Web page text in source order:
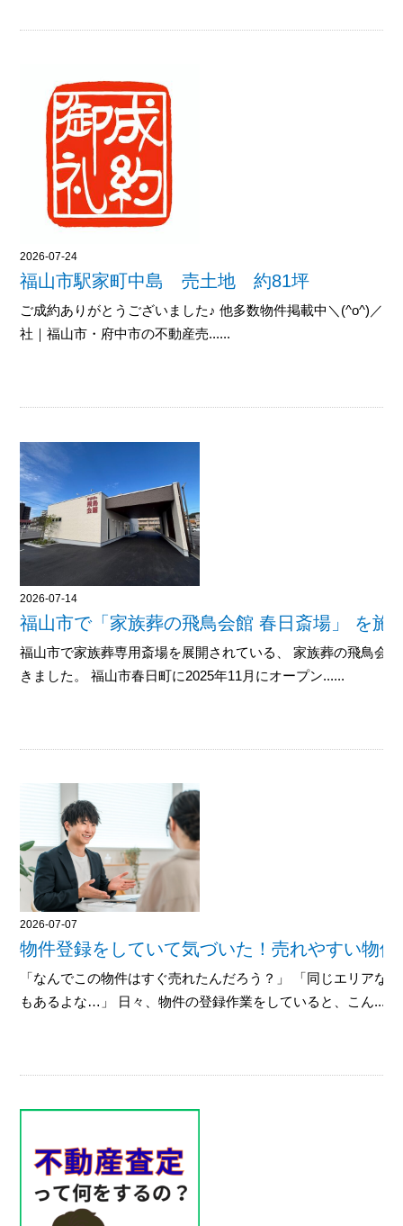
2026-07-24
福山市駅家町中島 売土地 約81坪
ご成約ありがとうございました♪ 他多数物件掲載中＼(^o^)／
社｜福山市・府中市の不動産売......
2026-07-14
福山市で「家族葬の飛鳥会館 春日斎場」 を施
福山市で家族葬専用斎場を展開されている、 家族葬の飛鳥会
きました。 福山市春日町に2025年11月にオープン......
2026-07-07
物件登録をしていて気づいた！売れやすい物
「なんでこの物件はすぐ売れたんだろう？」 「同じエリアな
もあるよな…」 日々、物件の登録作業をしていると、こん......